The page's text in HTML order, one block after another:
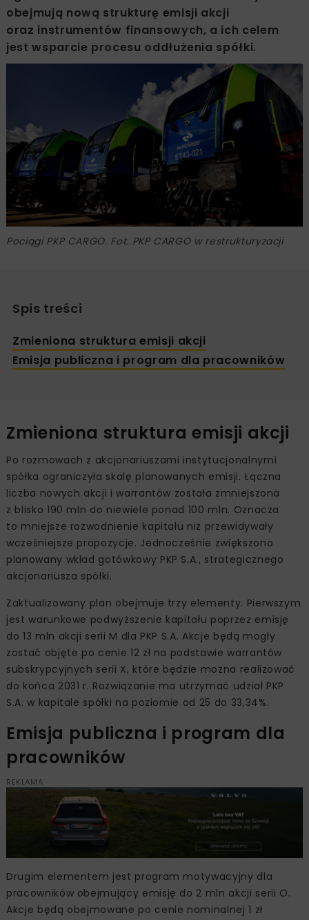
obejmują nową strukturę emisji akcji
oraz instrumentów finansowych, a ich celem
jest wsparcie procesu oddłużenia spółki.
Pociągi PKP CARGO. Fot. PKP CARGO w restrukturyzacji
Spis treści
Zmieniona struktura emisji akcji
Emisja publiczna i program dla pracowników
Zmieniona struktura emisji akcji
Po rozmowach z akcjonariuszami instytucjonalnymi
spółka ograniczyła skalę planowanych emisji. Łączna
liczba nowych akcji i warrantów została zmniejszona
z blisko 190 mln do niewiele ponad 100 mln. Oznacza
to mniejsze rozwodnienie kapitału niż przewidywały
wcześniejsze propozycje. Jednocześnie zwiększono
planowany wkład gotówkowy PKP S.A., strategicznego
akcjonariusza spółki.
Zaktualizowany plan obejmuje trzy elementy. Pierwszym
jest warunkowe podwyższenie kapitału poprzez emisję
do 13 mln akcji serii M dla PKP S.A. Akcje będą mogły
zostać objęte po cenie 12 zł na podstawie warrantów
subskrypcyjnych serii X, które będzie można realizować
do końca 2031 r. Rozwiązanie ma utrzymać udział PKP
S.A. w kapitale spółki na poziomie od 25 do 33,34%.
Emisja publiczna i program dla
pracowników
REKLAMA
Drugim elementem jest program motywacyjny dla
pracowników obejmujący emisję do 2 mln akcji serii O.
Akcje będą obejmowane po cenie nominalnej 1 zł